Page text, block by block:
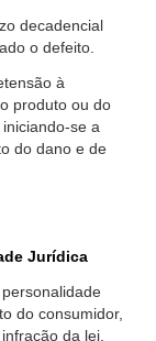
decadencial
o defeito.
à
produto ou do
se a
do dano e de
Jurídica
do consumidor,
da lei,